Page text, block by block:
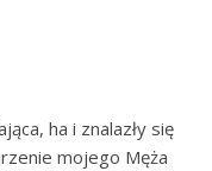
ha i znalazły się
mojego Męża